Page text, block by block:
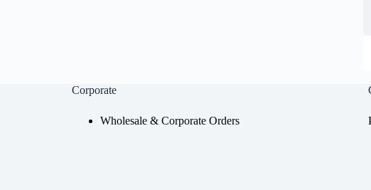
Corporate
Wholesale & Corporate Orders